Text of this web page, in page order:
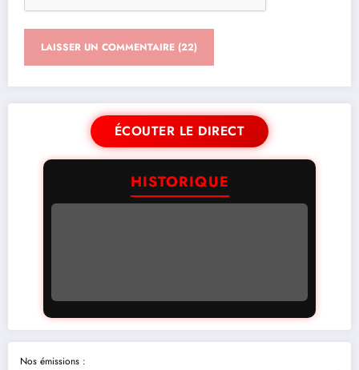
ÉCOUTER LE DIRECT
HISTORIQUE
Nos émissions :